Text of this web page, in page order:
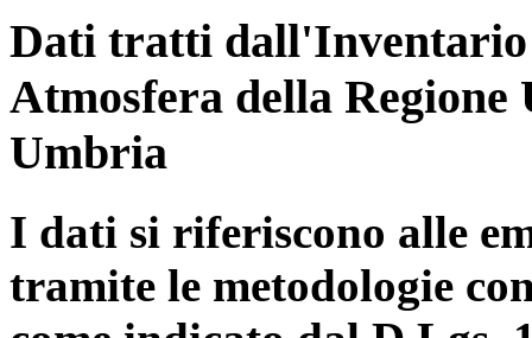
Dati tratti dall'Inventario
Atmosfera della
Umbria
I dati si riferiscono alle
tramite le metodologie